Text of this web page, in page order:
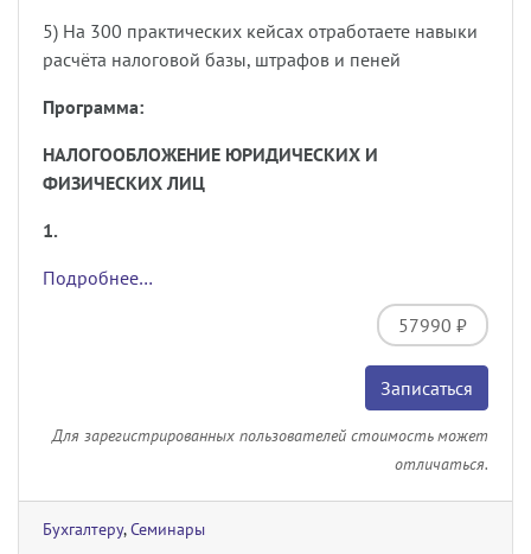
5) На 300 практических кейсах отработаете навыки
расчёта налоговой базы, штрафов и пеней
Программа:
НАЛОГООБЛОЖЕНИЕ ЮРИДИЧЕСКИХ И
ФИЗИЧЕСКИХ ЛИЦ
1.
Подробнее…
57990 ₽
Записаться
Для зарегистрированных пользователей стоимость может
отличаться.
Бухгалтеру,Семинары